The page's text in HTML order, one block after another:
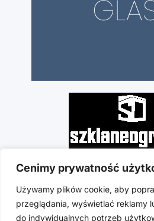
Cenimy prywatność
Używamy plików cookie, aby
przeglądania, wyświetlać reklamy
do indywidualnych potrzeb